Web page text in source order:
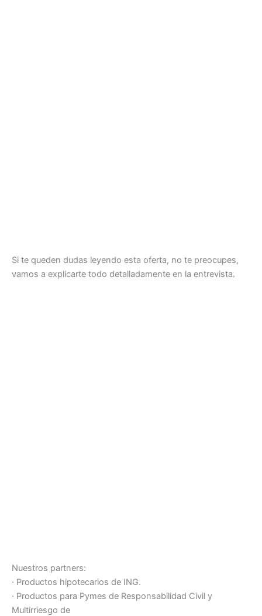
Si te queden dudas leyendo esta oferta, no te preocupes,
vamos a explicarte todo detalladamente en la entrevista.
Nuestros partners:
· Productos hipotecarios de ING.
· Productos para Pymes de Responsabilidad Civil y
Multirriesgo de